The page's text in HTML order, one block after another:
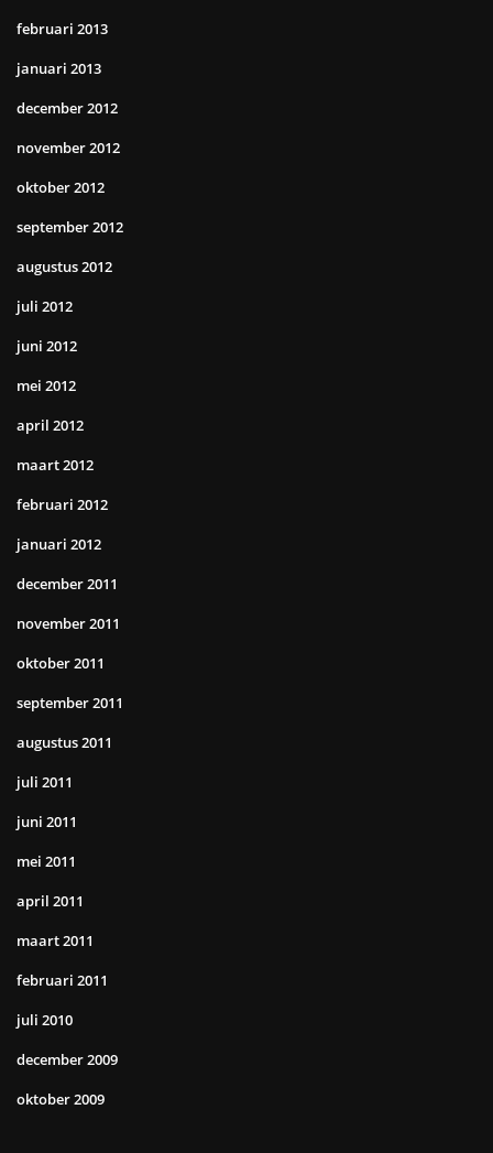
februari 2013
januari 2013
december 2012
november 2012
oktober 2012
september 2012
augustus 2012
juli 2012
juni 2012
mei 2012
april 2012
maart 2012
februari 2012
januari 2012
december 2011
november 2011
oktober 2011
september 2011
augustus 2011
juli 2011
juni 2011
mei 2011
april 2011
maart 2011
februari 2011
juli 2010
december 2009
oktober 2009